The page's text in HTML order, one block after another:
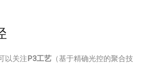
以关注P3工艺 （基于精确光控的聚合技